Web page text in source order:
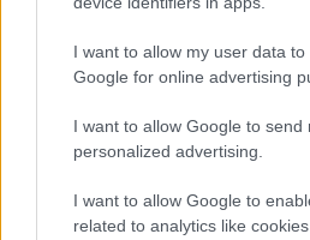
I want to allow my user data
Google for online advertising
I want to allow Google to send
personalized advertising.
I want to allow Google to
related to analytics like
Látványos